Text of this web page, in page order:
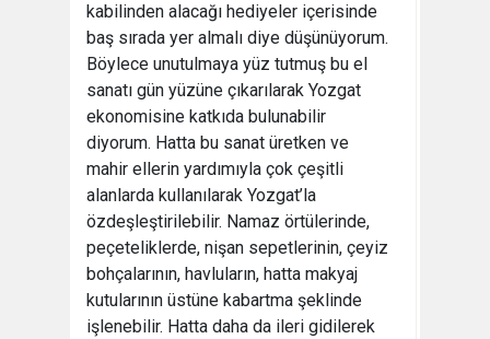
kabilinden alacağı hediyeler içerisinde
baş sırada yer almalı diye düşünüyorum.
Böylece unutulmaya yüz tutmuş bu el
sanatı gün yüzüne çıkarılarak Yozgat
ekonomisine katkıda bulunabilir
diyorum. Hatta bu sanat üretken ve
mahir ellerin yardımıyla çok çeşitli
alanlarda kullanılarak Yozgat’la
özdeşleştirilebilir. Namaz örtülerinde,
peçeteliklerde, nişan sepetlerinin, çeyiz
bohçalarının, havluların, hatta makyaj
kutularının üstüne kabartma şeklinde
işlenebilir. Hatta daha da ileri gidilerek